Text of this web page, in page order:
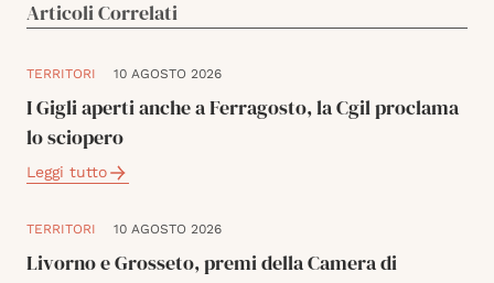
Articoli Correlati
TERRITORI 10 AGOSTO 2026
I Gigli aperti anche a Ferragosto, la Cgil proclama
lo sciopero
Leggi tutto
TERRITORI 10 AGOSTO 2026
Livorno e Grosseto, premi della Camera di